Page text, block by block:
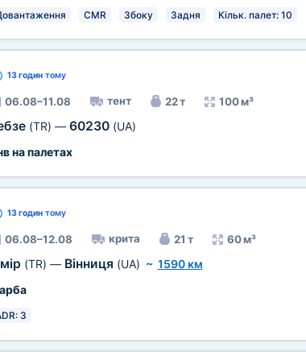
CMR Збоку Задня Кільк. палет: 10
13 годинтому
06.08–11.08 тент 22 т 100 м³
(TR) — 60230 (UA)
на палетах
13 годинтому
06.08–12.08 крита 21 т 60 м³
(TR) — Вінниця (UA) ~ 1590 км
3